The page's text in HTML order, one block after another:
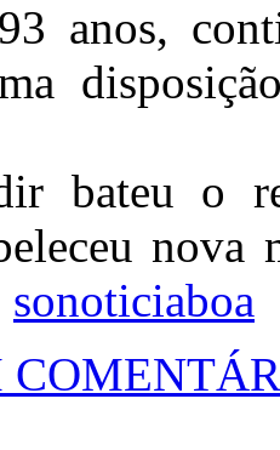
anos,
bateu o
nova
sonoticiaboa